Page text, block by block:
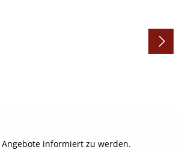
informiert zu werden.